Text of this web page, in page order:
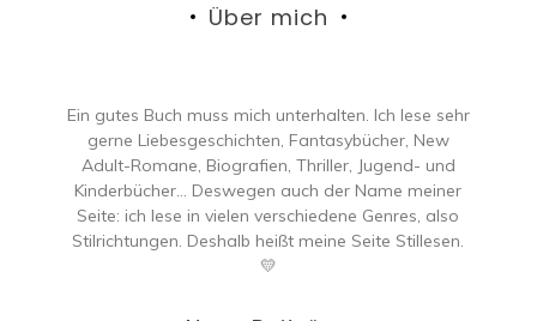
Über mich
Ein gutes Buch muss mich unterhalten. Ich lese sehr
gerne Liebesgeschichten, Fantasybücher, New
Adult-Romane, Biografien, Thriller, Jugend- und
Kinderbücher… Deswegen auch der Name meiner
Seite: ich lese in vielen verschiedene Genres, also
Stilrichtungen. Deshalb heißt meine Seite Stillesen.
💛